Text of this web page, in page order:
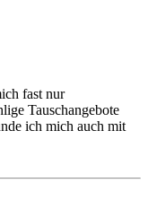
fast nur
Tauschangebote
ich mich auch mit